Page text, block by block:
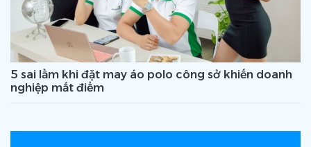
5 sai lầm khi đặt may áo polo công sở khiến doanh
nghiệp mất điểm